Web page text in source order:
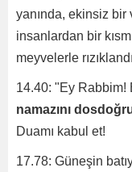
yanında, ekinsiz bir
insanlardan bir
meyvelerle
14.40: "Ey Rabbim!
namazını
Duamı kabul et!
17.78: Güneşin